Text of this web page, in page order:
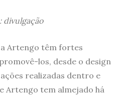
divulgação
Artengo têm fortes
los, desde o design
realizadas dentro e
Artengo tem almejado há